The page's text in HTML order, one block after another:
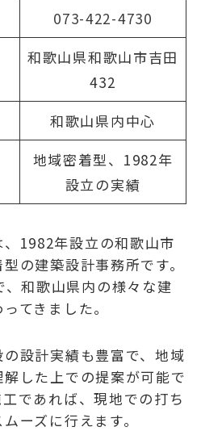
073-422-4730
和歌山県和歌山市吉田
432
和歌山県内中心
地域密着型、1982年
設立の実績
1982年設立の和歌山市
の建築設計事務所です。
和歌山県内の様々な建
てきました。
設計実績も豊富で、地域
した上での提案が可能で
であれば、現地での打ち
ーズに行えます。